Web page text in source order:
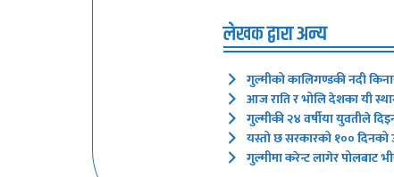
लेखक द्वारा अन्य
गुल्मीको कालिगण्डकी नदी
आज राति र भोलि देशका यी
गुल्मीकी २४ वर्षीया युवतीले
यस्तो छ सरकारको १०० दिनको
गुल्मीमा करेन्ट लागेर पोलबाट